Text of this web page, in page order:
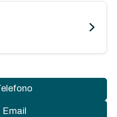
Email